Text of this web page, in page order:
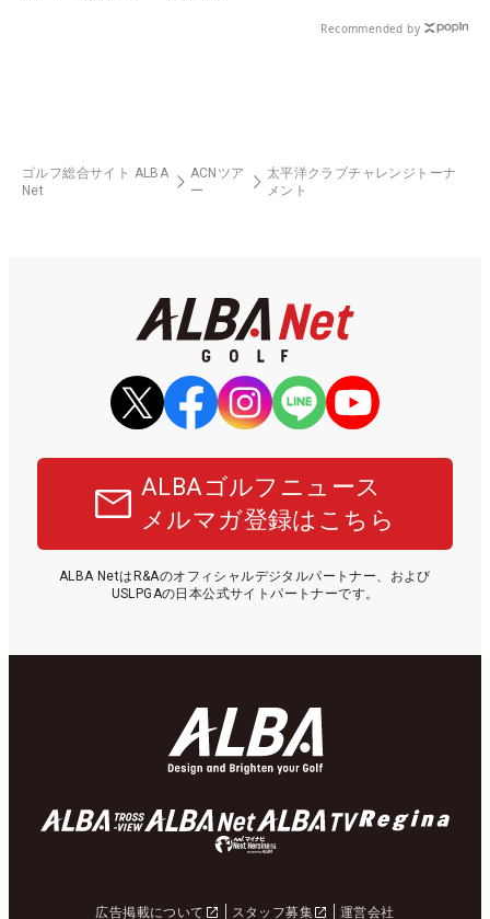
Recommended by
ゴルフ総合サイト ALBA
Net
ACNツア
ー
太平洋クラブチャレンジトーナ
メント
ALBAゴルフニュース
メルマガ登録はこちら
ALBA NetはR&Aのオフィシャルデジタルパートナー、および
USLPGAの日本公式サイトパートナーです。
広告掲載について スタッフ募集
運営会社